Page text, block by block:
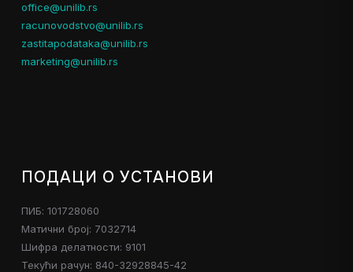
office@unilib.rs
racunovodstvo@unilib.rs
zastitapodataka@unilib.rs
marketing@unilib.rs
ПОДАЦИ О УСТАНОВИ
ПИБ: 101728060
Матични број: 7032714
Шифра делатности: 9101
Текући рачун: 840-32928845-42